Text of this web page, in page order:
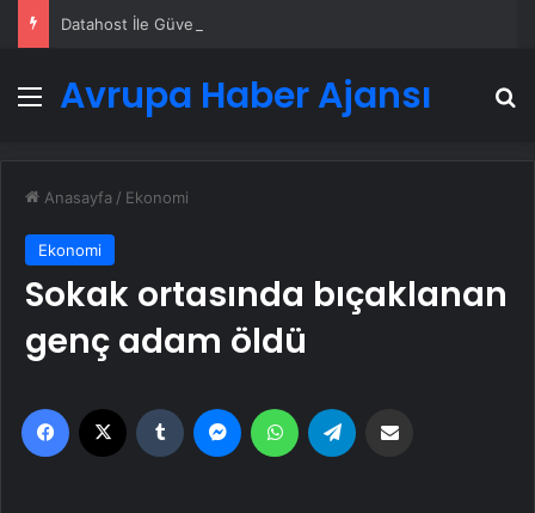
Datahost İle Güvenilir Sunucu Hizmetleri
Menü
Avrupa Haber Ajansı
Anasayfa / Ekonomi
Ekonomi
Sokak ortasında bıçaklanan
genç adam öldü
Facebook Tumblr MessengerWhatsApp